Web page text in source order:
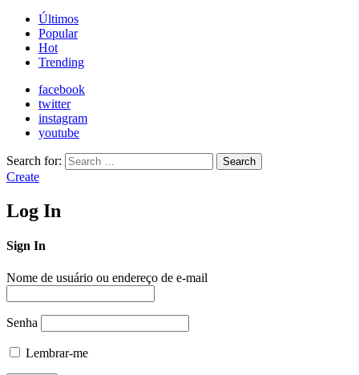
Últimos
Popular
Hot
Trending
facebook
twitter
instagram
youtube
Search for: Search
Create
Log In
Sign In
Nome de usuário ou endereço de e-mail
Senha
Lembrar-me